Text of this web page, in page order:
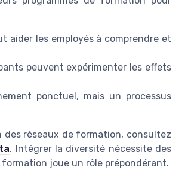
aider les employés à comprendre et
peuvent expérimenter les effets
ponctuel, mais un processus
des réseaux de formation, consultez
. Intégrer la diversité nécessite des
joue un rôle prépondérant.